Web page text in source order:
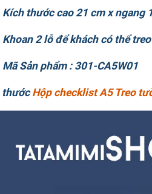
Kích thước cao 21 cm x ngang
Khoan 2 lỗ để khách có thể
Mã Sản phẩm : 301-CA5W01
thướcHộp checklist A5 Treo